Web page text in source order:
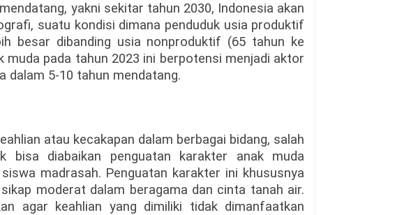
yakni sekitar tahun 2030, Indonesia akan
suatu kondisi dimana penduduk usia produktif
besar dibanding usia nonproduktif (65 tahun ke
muda pada tahun 2023 ini berpotensi menjadi aktor
dalam 5-10 tahun mendatang.
atau kecakapan dalam berbagai bidang, salah
bisa diabaikan penguatan karakter anak muda
madrasah. Penguatan karakter ini khususnya
moderat dalam beragama dan cinta tanah air.
agar keahlian yang dimiliki tidak dimanfaatkan